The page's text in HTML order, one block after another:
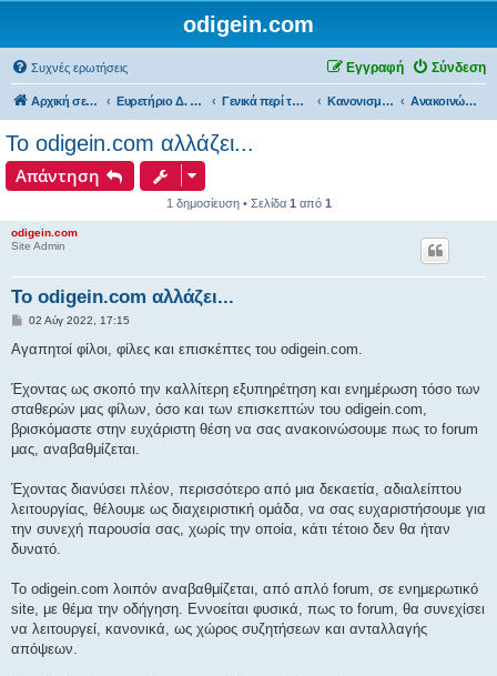
odigein.com
Συχνές ερωτήσεις Σύνδεση
Εγγραφή
Αρχική σελίδα Ευρετήριο Δ. Συζήτησης Γενικά περί του forum... Κανονισμοί λειτουργίας & Ανακοινώσεις του forum...... Ανακοινώσεις...
Το odigein.com αλλάζει...
Απάντηση
1 δημοσίευση • Σελίδα 1 από 1
odigein.com
Site Admin
Το odigein.com αλλάζει...
Δ
μ
ο
ί
ε
υ
σ
02 Αύγ 2022, 17:15
Αγαπητοί φίλοι, φίλες και επισκέπτες του odigein.com.
Έχοντας ως σκοπό την καλλίτερη εξυπηρέτηση και ενημέρωση τόσο των
σταθερών μας φίλων, όσο και των επισκεπτών του odigein.com,
βρισκόμαστε στην ευχάριστη θέση να σας ανακοινώσουμε πως το forum
μας, αναβαθμίζεται.
Έχοντας διανύσει πλέον, περισσότερο από μια δεκαετία, αδιαλείπτου
λειτουργίας, θέλουμε ως διαχειριστική ομάδα, να σας ευχαριστήσουμε για
την συνεχή παρουσία σας, χωρίς την οποία, κάτι τέτοιο δεν θα ήταν
δυνατό.
Το odigein.com λοιπόν αναβαθμίζεται, από απλό forum, σε ενημερωτικό
site, με θέμα την οδήγηση. Εννοείται φυσικά, πως το forum, θα συνεχίσει
να λειτουργεί, κανονικά, ως χώρος συζητήσεων και ανταλλαγής
απόψεων.